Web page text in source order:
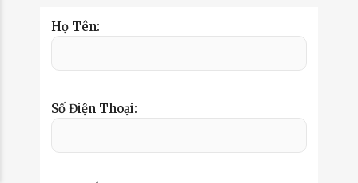
Họ Tên:
Số Điện Thoại: